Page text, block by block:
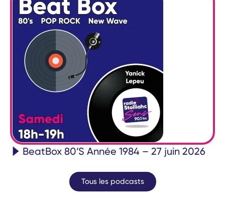
BeatBox 80’S Année 1984 – 27 juin 2026
Tous les podcasts